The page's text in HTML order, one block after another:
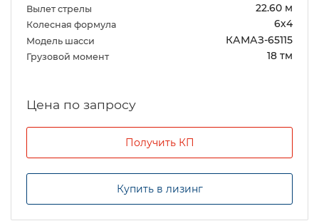
Вылет стрелы 22.60 м
Колесная формула 6х4
Модель шасси КАМАЗ-65115
Грузовой момент 18 тм
Цена по запросу
Получить КП
Купить в лизинг